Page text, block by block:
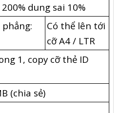
dung sai 10%
phẳng:
Có thể lên tới
cỡ A4 / LTR
1, copy cỡ thẻ ID
(chia sẻ)